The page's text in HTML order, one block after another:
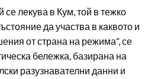
лекува в Кум, той в тежко
да участва в каквото и
от страна на режима“, се
бележка, базирана на
разузнавателни данни и